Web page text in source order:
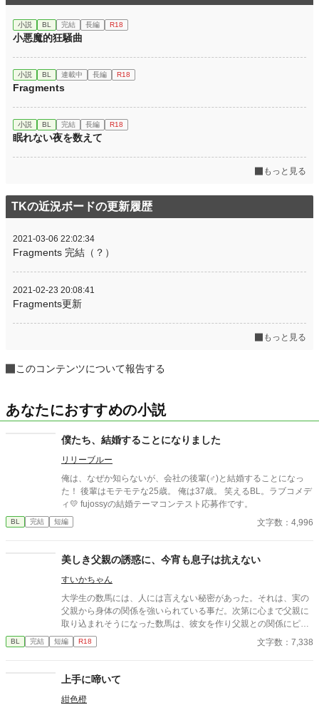
小説 BL 完結 長編 R18
小悪魔的狂騒曲
小説 BL 連載中 長編 R18
Fragments
小説 BL 完結 長編 R18
眠れない夜を数えて
もっと見る
TKの近況ボードの更新履歴
2021-03-06 22:02:34
Fragments 完結（？）
2021-02-23 20:08:41
Fragments更新
もっと見る
このコンテンツについて報告する
あなたにおすすめの小説
僕たち、結婚することになりました
リリーブルー
俺は、なぜか知らないが、会社の後輩(♂)と結婚することになっ
た！ 後輩はモテモテな25歳。 俺は37歳。 笑えるBL。ラブコメデ
ィ💛 fujossyの結婚テーマコンテスト応募作です。
BL 完結 短編 文字数：4,996
美しき父親の誘惑に、今宵も息子は抗えない
すいかちゃん
大学生の数馬には、人には言えない秘密があった。それは、実の
父親から身体の関係を強いられている事だ。次第に心まで父親に
取り込まれそうになった数馬は、彼女を作り父親との関係にピリ
オドを打とうとする。だが、父の誘惑は止まる事はなかった。 実
の親子による禁断の関係です。
BL 完結 短編 R18 文字数：7,338
上手に啼いて
紺色橙